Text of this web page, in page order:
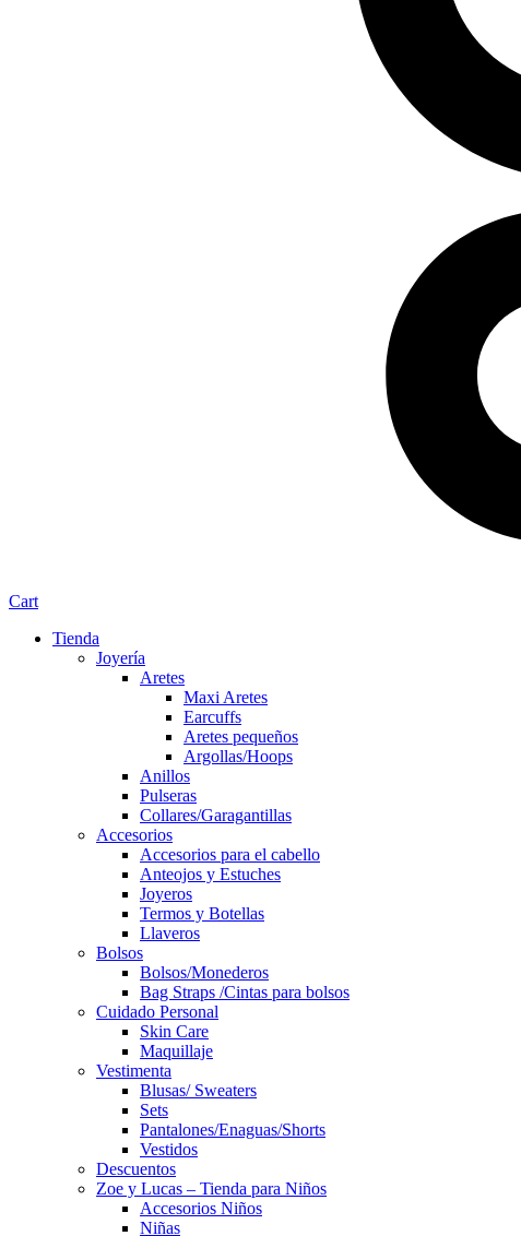
Cart
Tienda
Joyería
Aretes
Maxi Aretes
Earcuffs
Aretes pequeños
Argollas/Hoops
Anillos
Pulseras
Collares/Garagantillas
Accesorios
Accesorios para el cabello
Anteojos y Estuches
Joyeros
Termos y Botellas
Llaveros
Bolsos
Bolsos/Monederos
Bag Straps /Cintas para bolsos
Cuidado Personal
Skin Care
Maquillaje
Vestimenta
Blusas/ Sweaters
Sets
Pantalones/Enaguas/Shorts
Vestidos
Descuentos
Zoe y Lucas – Tienda para Niños
Accesorios Niños
Niñas